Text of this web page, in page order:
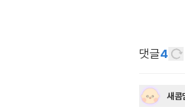
댓글4
새콤